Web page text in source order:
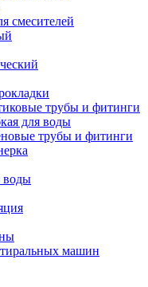
смесителей
трубы и фитинги
для воды
трубы и фитинги
воды
машин